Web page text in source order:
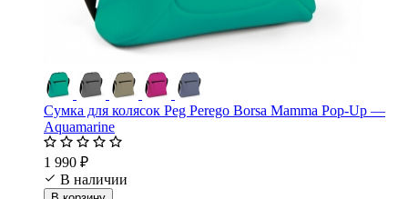
Сумка для колясок Peg Perego Borsa Mamma Pop-Up —
Aquamarine
1 990 ₽
В наличии